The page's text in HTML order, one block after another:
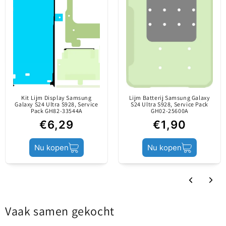
Informatie over de
Origineel onderdeel /
gelanceerd op de
markt alleen via
officiële kanalen. Het
is vervaardigd door
Productstatus Service Pack
Bevat lijm en schroeven.
Schrijf een beoordeling
Sort by
Denys Haikov (Poland)
Szybka dostawa, bardzo dobra jakość zakupionej
czenszczi.
Kit Lijm Display Samsung
Galaxy S24 Ultra S928, Service
Pack GH82-33544A
€6,29
Nu kopen
Lijm Batterij Samsung Galaxy
S24 Ultra S928, Service Pack
GH02-25600A
€1,90
Nu kopen
Vaak samen gekocht